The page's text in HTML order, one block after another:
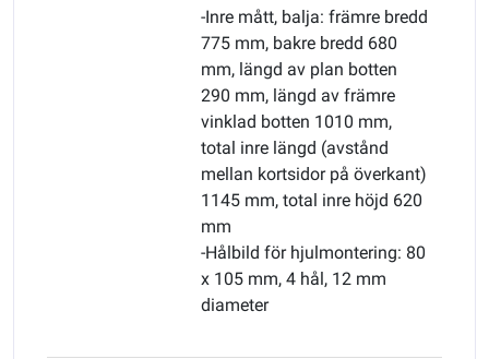
-Inre mått, balja: främre bredd
775 mm, bakre bredd 680
mm, längd av plan botten
290 mm, längd av främre
vinklad botten 1010 mm,
total inre längd (avstånd
mellan kortsidor på överkant)
1145 mm, total inre höjd 620
mm
-Hålbild för hjulmontering: 80
x 105 mm, 4 hål, 12 mm
diameter